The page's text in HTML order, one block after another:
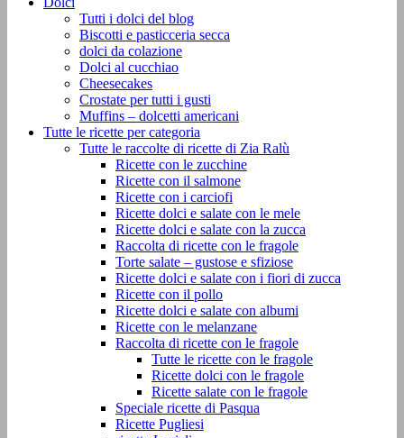
Tutti i dolci del blog
Biscotti e pasticceria secca
dolci da colazione
Dolci al cucchiao
Cheesecakes
Crostate per tutti i gusti
Muffins – dolcetti americani
Tutte le ricette per categoria
Tutte le raccolte di ricette di Zia Ralù
Ricette con le zucchine
Ricette con il salmone
Ricette con i carciofi
Ricette dolci e salate con le mele
Ricette dolci e salate con la zucca
Raccolta di ricette con le fragole
Torte salate – gustose e sfiziose
Ricette dolci e salate con i fiori di zucca
Ricette con il pollo
Ricette dolci e salate con albumi
Ricette con le melanzane
Raccolta di ricette con le fragole
Tutte le ricette con le fragole
Ricette dolci con le fragole
Ricette salate con le fragole
Speciale ricette di Pasqua
Ricette Pugliesi